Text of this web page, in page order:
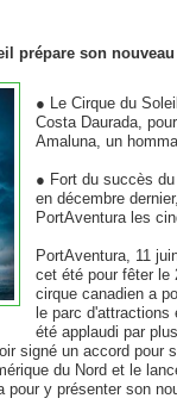
prépare son
● Le Cirque du
Costa Daurada,
Amaluna, un
● Fort du succès
en décembre
PortAventura les
PortAventura, 11
cet été pour fêter le
cirque canadien a
le parc
été applaudi par
signé un accord
du Nord et le
pour y présenter son